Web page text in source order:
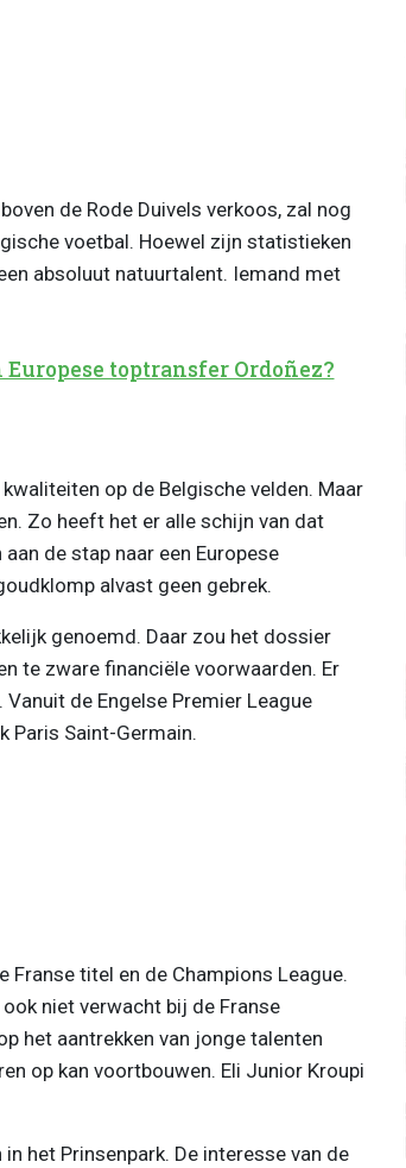
de Rode Duivels verkoos, zal nog
voetbal. Hoewel zijn statistieken
absoluut natuurtalent. Iemand met
toptransfer Ordoñez?
op de Belgische velden. Maar
Zo heeft het er alle schijn van dat
de stap naar een Europese
alvast geen gebrek.
genoemd. Daar zou het dossier
te zware financiële voorwaarden. Er
de Engelse Premier League
Paris Saint-Germain.
titel en de Champions League.
niet verwacht bij de Franse
het aantrekken van jonge talenten
op kan voortbouwen. Eli Junior Kroupi
het Prinsenpark. De interesse van de